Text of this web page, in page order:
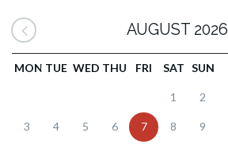
AUGUST 2026
MON TUE WED THU FRI SAT SUN
1 2
3 4 5 6 7 8 9